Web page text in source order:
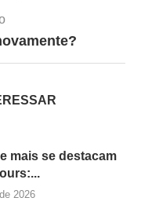
mais se destacam
2026